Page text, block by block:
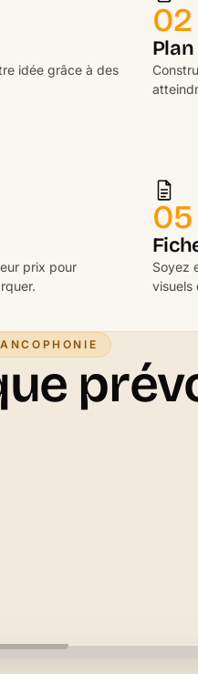
idée grâce à des
02
prix pour
05
Soyez
visuels